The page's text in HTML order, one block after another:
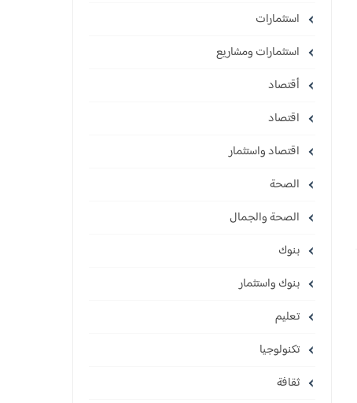
استثمارات
استثمارات ومشاريع
أقتصاد
اقتصاد
اقتصاد واستثمار
الصحة
الصحة والجمال
بنوك
بنوك واستثمار
تعليم
تكنولوجيا
ثقافة